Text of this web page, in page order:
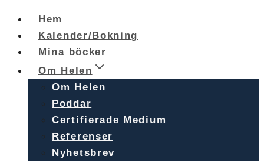
Skip
content
Hem
Kalender/Bokning
Mina böcker
Om Helen
Om Helen
Poddar
Certifierade Medium
Referenser
Nyhetsbrev